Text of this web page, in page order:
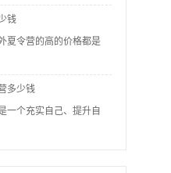
钱
夏令营的高的价格都是
多少钱
一个充实自己、提升自